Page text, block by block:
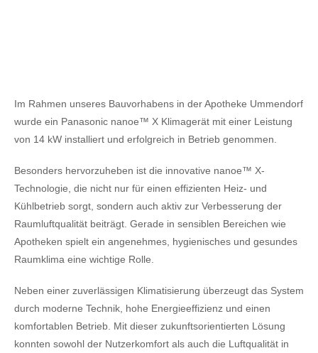
Im Rahmen unseres Bauvorhabens in der Apotheke Ummendorf
wurde ein Panasonic nanoe™ X Klimagerät mit einer Leistung
von 14 kW installiert und erfolgreich in Betrieb genommen.
Besonders hervorzuheben ist die innovative nanoe™ X-
Technologie, die nicht nur für einen effizienten Heiz- und
Kühlbetrieb sorgt, sondern auch aktiv zur Verbesserung der
Raumluftqualität beiträgt. Gerade in sensiblen Bereichen wie
Apotheken spielt ein angenehmes, hygienisches und gesundes
Raumklima eine wichtige Rolle.
Neben einer zuverlässigen Klimatisierung überzeugt das System
durch moderne Technik, hohe Energieeffizienz und einen
komfortablen Betrieb. Mit dieser zukunftsorientierten Lösung
konnten sowohl der Nutzerkomfort als auch die Luftqualität in